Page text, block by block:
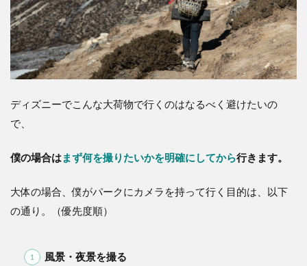
ト
を
撮
る
4
な
当
に
る
5
り
ディズニーでこんな大荷物で行くのはなるべく避けたいの
で、
僕の場合はまず何を撮りたいかを明確にしてから行きます。
大体の場合、僕がパークにカメラを持って行く目的は、以下
の通り。（優先度順）
風景・夜景を撮る